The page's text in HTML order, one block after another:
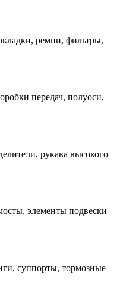
ремни, фильтры,
передач, полуоси,
рукава высокого
элементы подвески
суппорты, тормозные